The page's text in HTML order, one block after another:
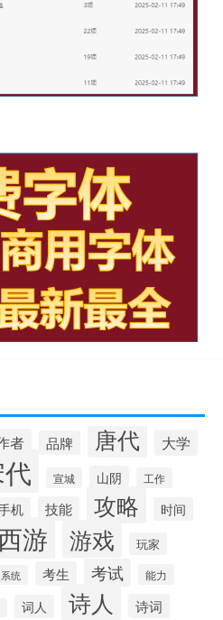
者 品牌 唐代 大学
宣城 山阴 工作
机 技能 攻略
时间
游 游戏 玩家
系统 考生 考试 能力
词人 诗人 诗词